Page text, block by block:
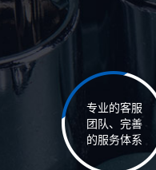
专业的客服
团队、完善
的服务体系